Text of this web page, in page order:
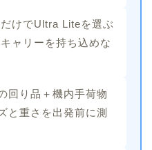
けでUltra Liteを選ぶ
ャリーを持ち込めな
回り品＋機内手荷物
と重さを出発前に測